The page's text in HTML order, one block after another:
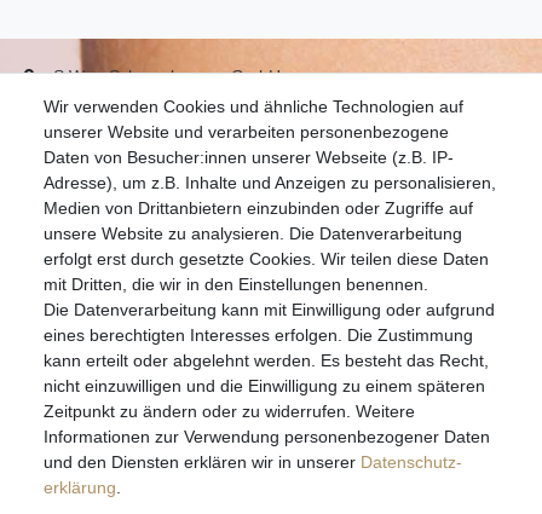
Wir verwenden Cookies und ähnliche Technologien auf
unserer Website und verarbeiten personenbezogene
Daten von Besucher:innen unserer Webseite (z.B. IP-
Adresse), um z.B. Inhalte und Anzeigen zu personalisieren,
Medien von Drittanbietern einzubinden oder Zugriffe auf
unsere Website zu analysieren. Die Datenverarbeitung
erfolgt erst durch gesetzte Cookies. Wir teilen diese Daten
mit Dritten, die wir in den Einstellungen benennen.
Die Datenverarbeitung kann mit Einwilligung oder aufgrund
eines berechtigten Interesses erfolgen. Die Zustimmung
kann erteilt oder abgelehnt werden. Es besteht das Recht,
nicht einzuwilligen und die Einwilligung zu einem späteren
Zeitpunkt zu ändern oder zu widerrufen. Weitere
Informationen zur Verwendung personenbezogener Daten
und den Diensten erklären wir in unserer Daten­schutz­
erklärung
S.W.w. Schmuckwaren GmbH
07051-9608828
info@schmuckador.de
Montag bis Freitag 8.30 – 12.00 Uhr und 13.30 bis 17.30 Uhr
Widerrufs­recht Widerrufs­formular Impressum
Daten­schutz­erklärung AGB
E-MAIL **
Hiermit bestätige ich, dass ich die